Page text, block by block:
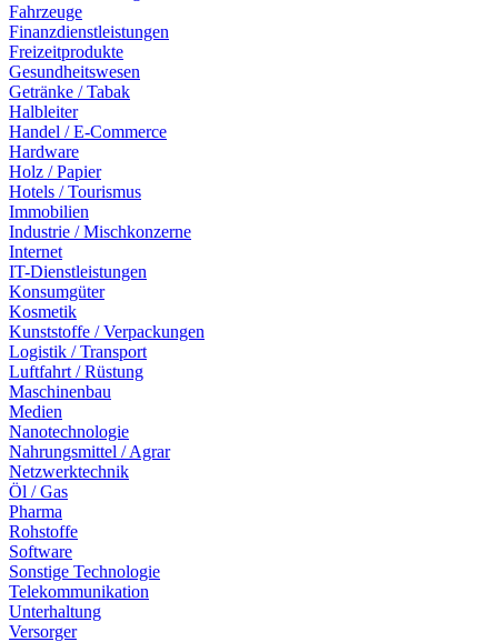
Fahrzeuge
Finanzdienstleistungen
Freizeitprodukte
Gesundheitswesen
Getränke / Tabak
Halbleiter
Handel / E-Commerce
Hardware
Holz / Papier
Hotels / Tourismus
Immobilien
Industrie / Mischkonzerne
Internet
IT-Dienstleistungen
Konsumgüter
Kosmetik
Kunststoffe / Verpackungen
Logistik / Transport
Luftfahrt / Rüstung
Maschinenbau
Medien
Nanotechnologie
Nahrungsmittel / Agrar
Netzwerktechnik
Öl / Gas
Pharma
Rohstoffe
Software
Sonstige Technologie
Telekommunikation
Unterhaltung
Versorger